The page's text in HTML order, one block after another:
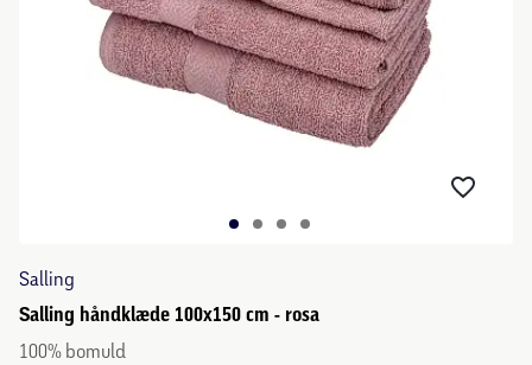
Salling
Salling håndklæde 100x150 cm - rosa
100% bomuld